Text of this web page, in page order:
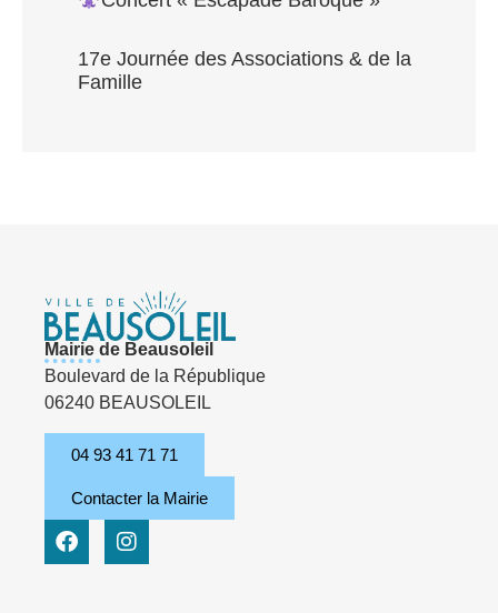
17e Journée des Associations & de la
Famille
Mairie de Beausoleil
Boulevard de la République
06240 BEAUSOLEIL
04 93 41 71 71
Contacter la Mairie